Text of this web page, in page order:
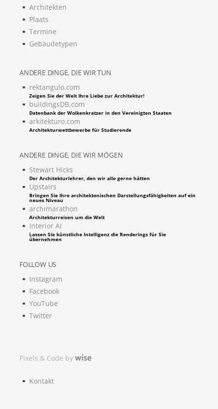
Architekten
Plaats
Termine
Gebäudetypen
ANDERE DINGE, DIE WIR TUN
rektangulo.com
Zeigen Sie der Welt Ihre Liebe zur Architektur!
buildingsDB.com
Datenbank der Wolkenkratzer in den Vereinigten Staaten
arkitekturo.com
Architekturwettbewerbe für Studierende
ANDERE DINGE, DIE WIR MÖGEN
Stewart Hicks
Der Architekturlehrer, den wir alle gerne hätten
Upstairs
Bringen Sie Ihre architektonischen Darstellungsfähigkeiten auf ein
neues Niveau
archimarathon
Architekturreisen um die Welt
Interior AI
Lassen Sie künstliche Intelligenz die Renderings für Sie
übernehmen
FOLLOW US
Instagram
Facebook
YouTube
Twitter
Pixels & Code by
Kontakt